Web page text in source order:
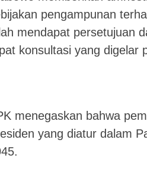
pengampunan
mendapat persetujuan
konsultasi yang digelar
menegaskan bahwa
yang diatur dalam